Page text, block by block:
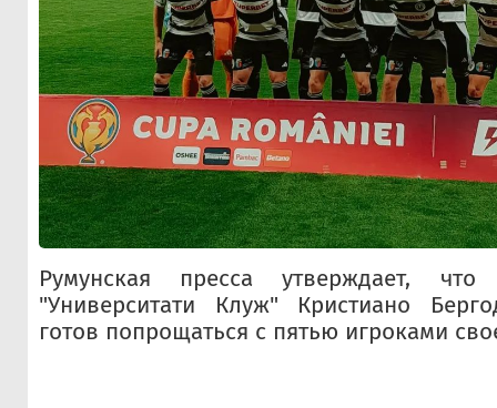
Румунская пресса утверждает,
"Университати Клуж" Кристиано
готов попрощаться с пятью игроками